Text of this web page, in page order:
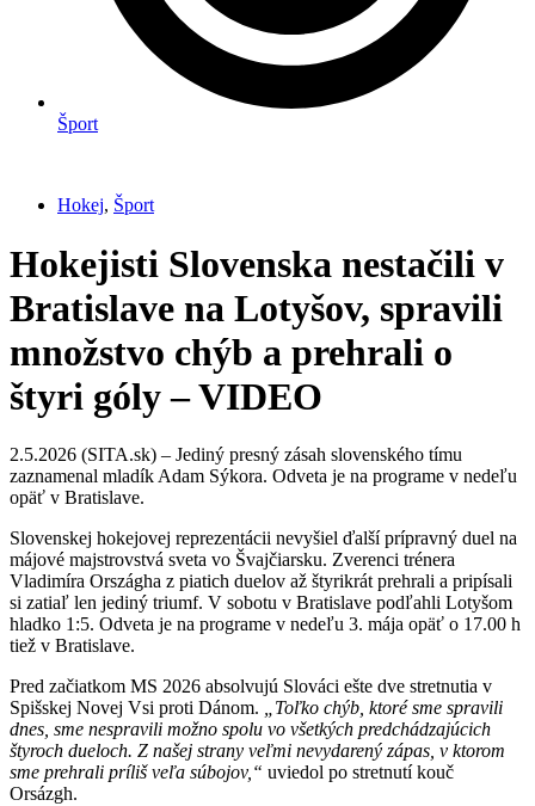
Šport
Hokej, Šport
Hokejisti Slovenska nestačili v
Bratislave na Lotyšov, spravili
množstvo chýb a prehrali o
štyri góly – VIDEO
2.5.2026 (SITA.sk) – Jediný presný zásah slovenského tímu
zaznamenal mladík Adam Sýkora. Odveta je na programe v nedeľu
opäť v Bratislave.
Slovenskej hokejovej reprezentácii nevyšiel ďalší prípravný duel na
májové majstrovstvá sveta vo Švajčiarsku. Zverenci trénera
Vladimíra Országha z piatich duelov až štyrikrát prehrali a pripísali
si zatiaľ len jediný triumf. V sobotu v Bratislave podľahli Lotyšom
hladko 1:5. Odveta je na programe v nedeľu 3. mája opäť o 17.00 h
tiež v Bratislave.
Pred začiatkom MS 2026 absolvujú Slováci ešte dve stretnutia v
Spišskej Novej Vsi proti Dánom.
„Toľko chýb, ktoré sme spravili
dnes, sme nespravili možno spolu vo všetkých predchádzajúcich
štyroch dueloch. Z našej strany veľmi nevydarený zápas, v ktorom
sme prehrali príliš veľa súbojov,“ uviedol po stretnutí kouč
Orsázgh.